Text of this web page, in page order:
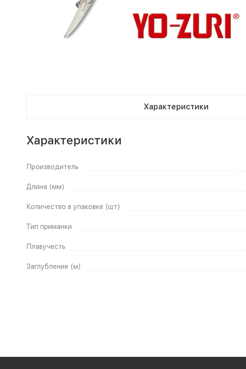
Характеристики
Характеристики
Производитель
Длина (мм)
Количество в упаковке (шт)
Тип приманки
Плавучесть
Заглубление (м)